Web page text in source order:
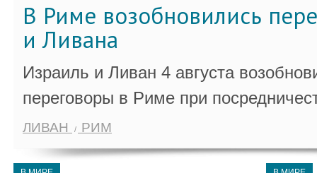
В Риме возобновились
и Ливана
Израиль и Ливан 4 августа
переговоры в Риме при
ЛИВАН РИМ